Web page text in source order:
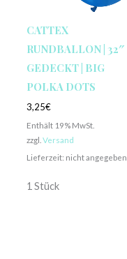
CATTEX
RUNDBALLON | 32″
GEDECKT | BIG
POLKA DOTS
3,25€
Enthält 19% MwSt.
zzgl. Versand
Lieferzeit: nicht angegeben
1 Stück